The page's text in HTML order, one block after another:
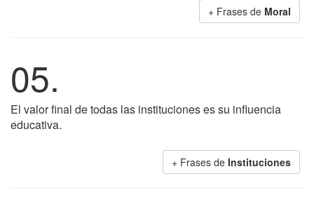
+ Frases de Moral
05.
El valor final de todas las instituciones es su influencia
educativa.
+ Frases de Instituciones